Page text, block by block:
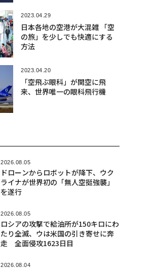
2023.04.29
日本各地の空港が大混雑 「空
の旅」を少しでも快適にする
方法
2023.04.20
「空飛ぶ眼科」が関空に飛
来、世界唯一の眼科飛行機
2026.08.05
ドローンからロボットが降下、ウク
ライナが世界初の「無人空挺強襲」
を遂行
2026.08.05
ロシアの攻撃で給油所が150キロにわ
たり全滅、ウは米国の引き寄せに奔
走 全面侵攻1623日目
2026.08.04